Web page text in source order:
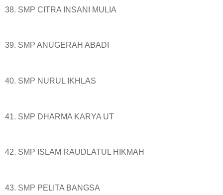
38. SMP CITRA INSANI MULIA
39. SMP ANUGERAH ABADI
40. SMP NURUL IKHLAS
41. SMP DHARMA KARYA UT
42. SMP ISLAM RAUDLATUL HIKMAH
43. SMP PELITA BANGSA